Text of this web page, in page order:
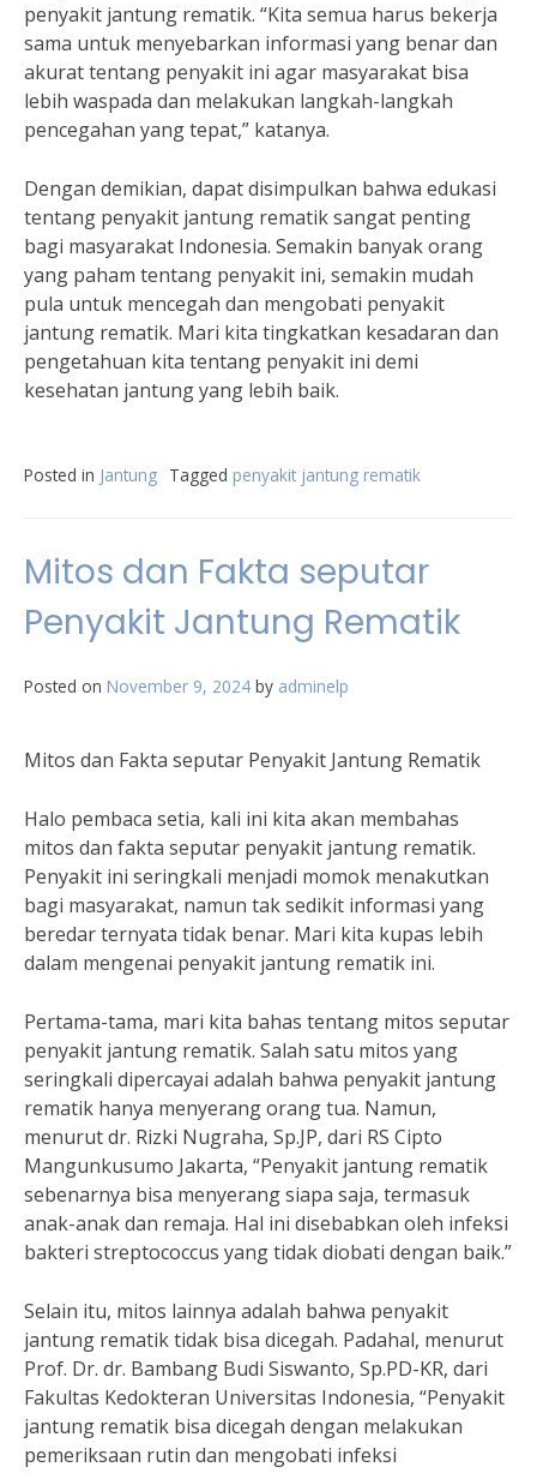
penyakit jantung rematik. “Kita semua harus bekerja
sama untuk menyebarkan informasi yang benar dan
akurat tentang penyakit ini agar masyarakat bisa
lebih waspada dan melakukan langkah-langkah
pencegahan yang tepat,” katanya.
Dengan demikian, dapat disimpulkan bahwa edukasi
tentang penyakit jantung rematik sangat penting
bagi masyarakat Indonesia. Semakin banyak orang
yang paham tentang penyakit ini, semakin mudah
pula untuk mencegah dan mengobati penyakit
jantung rematik. Mari kita tingkatkan kesadaran dan
pengetahuan kita tentang penyakit ini demi
kesehatan jantung yang lebih baik.
Posted in Jantung Tagged penyakit jantung rematik
Mitos dan Fakta seputar
Penyakit Jantung Rematik
Posted on November 9, 2024 by adminelp
Mitos dan Fakta seputar Penyakit Jantung Rematik
Halo pembaca setia, kali ini kita akan membahas
mitos dan fakta seputar penyakit jantung rematik.
Penyakit ini seringkali menjadi momok menakutkan
bagi masyarakat, namun tak sedikit informasi yang
beredar ternyata tidak benar. Mari kita kupas lebih
dalam mengenai penyakit jantung rematik ini.
Pertama-tama, mari kita bahas tentang mitos seputar
penyakit jantung rematik. Salah satu mitos yang
seringkali dipercayai adalah bahwa penyakit jantung
rematik hanya menyerang orang tua. Namun,
menurut dr. Rizki Nugraha, Sp.JP, dari RS Cipto
Mangunkusumo Jakarta, “Penyakit jantung rematik
sebenarnya bisa menyerang siapa saja, termasuk
anak-anak dan remaja. Hal ini disebabkan oleh infeksi
bakteri streptococcus yang tidak diobati dengan baik.”
Selain itu, mitos lainnya adalah bahwa penyakit
jantung rematik tidak bisa dicegah. Padahal, menurut
Prof. Dr. dr. Bambang Budi Siswanto, Sp.PD-KR, dari
Fakultas Kedokteran Universitas Indonesia, “Penyakit
jantung rematik bisa dicegah dengan melakukan
pemeriksaan rutin dan mengobati infeksi